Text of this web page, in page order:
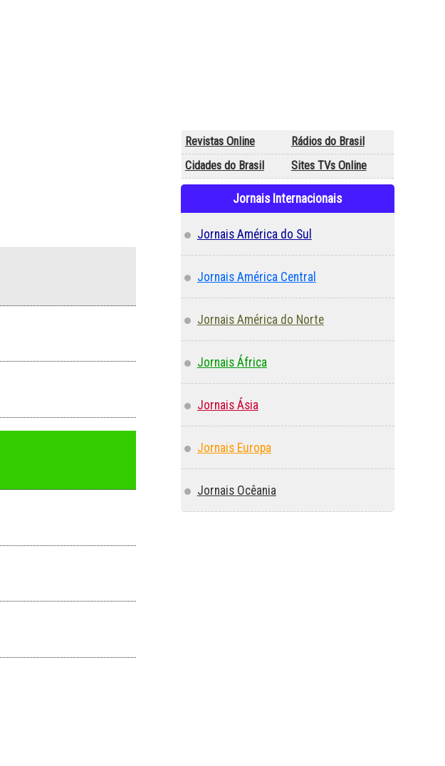
Revistas Online
Rádios do Brasil
Cidades do Brasil
Sites TVs Online
Jornais Internacionais
Jornais América do Sul
Jornais América Central
Jornais América do Norte
Jornais África
Jornais Ásia
Jornais Europa
Jornais Ocêania